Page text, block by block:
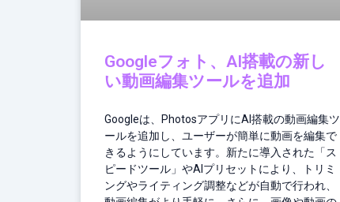
Googleフォト、AI搭載の新し
い動画編集ツールを追加
Googleは、PhotosアプリにAI搭載の動画編集ツ
ールを追加し、ユーザーが簡単に動画を編集で
きるようにしています。新たに導入された「ス
ピードツール」やAIプリセットにより、トリミ
ングやライティング調整などが自動で行われ、